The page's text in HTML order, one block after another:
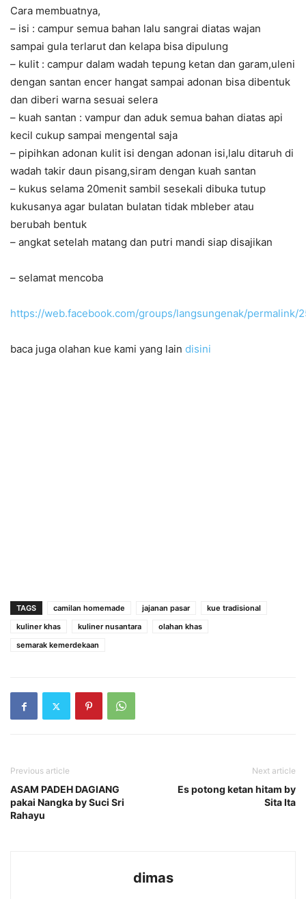
Cara membuatnya,
– isi : campur semua bahan lalu sangrai diatas wajan
sampai gula terlarut dan kelapa bisa dipulung
– kulit : campur dalam wadah tepung ketan dan garam,uleni
dengan santan encer hangat sampai adonan bisa dibentuk
dan diberi warna sesuai selera
– kuah santan : vampur dan aduk semua bahan diatas api
kecil cukup sampai mengental saja
– pipihkan adonan kulit isi dengan adonan isi,lalu ditaruh di
wadah takir daun pisang,siram dengan kuah santan
– kukus selama 20menit sambil sesekali dibuka tutup
kukusanya agar bulatan bulatan tidak mbleber atau
berubah bentuk
– angkat setelah matang dan putri mandi siap disajikan
– selamat mencoba
https://web.facebook.com/groups/langsungenak/permalink/
baca juga olahan kue kami yang lain disini
TAGS camilan homemade jajanan pasar
kue tradisional
kuliner khas
kuliner nusantara
olahan khas
semarak kemerdekaan
Previous article
ASAM PADEH DAGIANG
pakai Nangka by Suci Sri
Rahayu
Next article
Es potong ketan hitam by
Sita Ita
dimas